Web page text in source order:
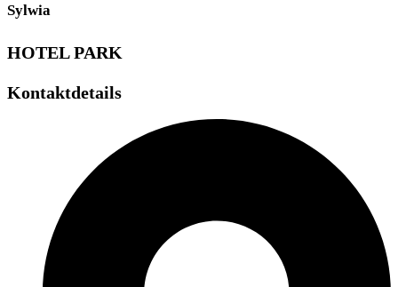
Sylwia
HOTEL PARK
Kontaktdetails